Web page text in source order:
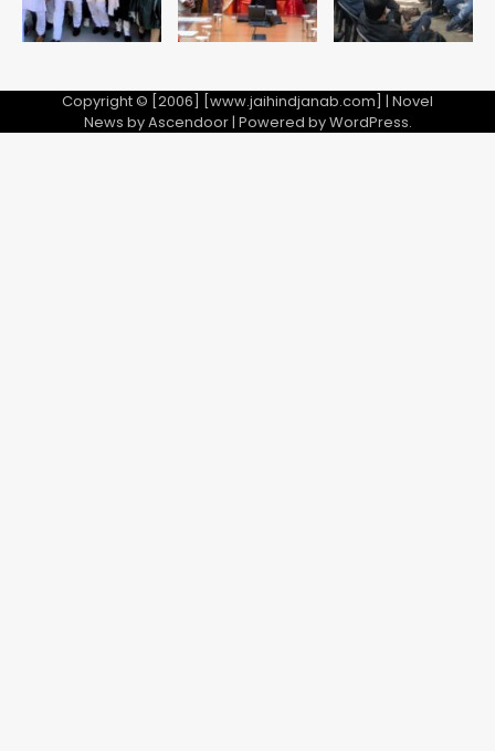
Copyright © [2006] [www.jaihindjanab.com] | Novel
News byAscendoor| Powered byWordPress.